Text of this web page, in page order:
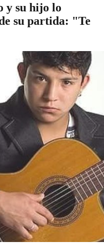
y su hijo lo
su partida: "Te